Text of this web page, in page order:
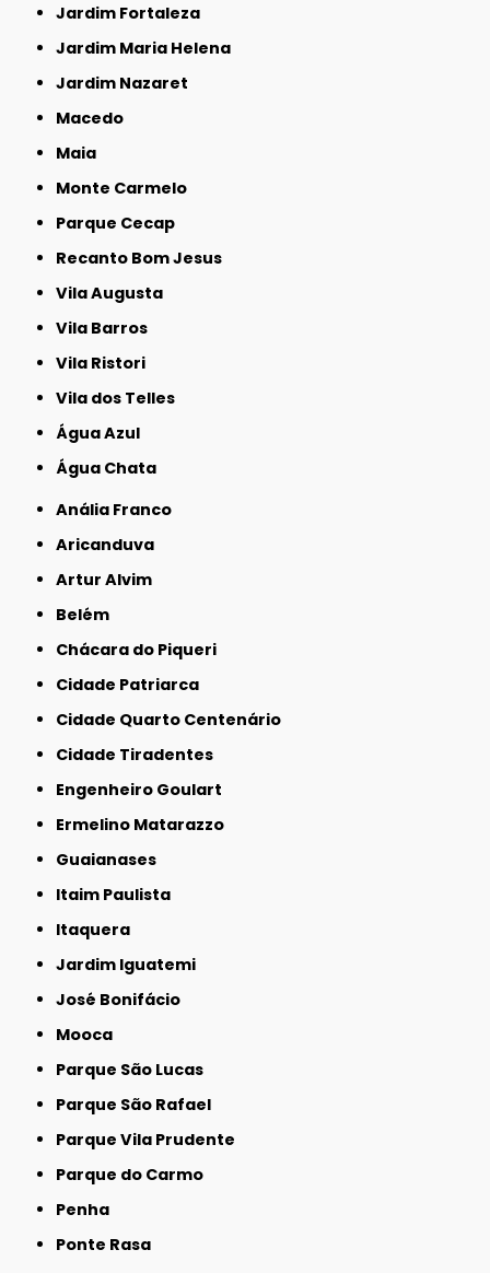
Jardim Fortaleza
Jardim Maria Helena
Jardim Nazaret
Macedo
Maia
Monte Carmelo
Parque Cecap
Recanto Bom Jesus
Vila Augusta
Vila Barros
Vila Ristori
Vila dos Telles
Água Azul
Água Chata
Anália Franco
Aricanduva
Artur Alvim
Belém
Chácara do Piqueri
Cidade Patriarca
Cidade Quarto Centenário
Cidade Tiradentes
Engenheiro Goulart
Ermelino Matarazzo
Guaianases
Itaim Paulista
Itaquera
Jardim Iguatemi
José Bonifácio
Mooca
Parque São Lucas
Parque São Rafael
Parque Vila Prudente
Parque do Carmo
Penha
Ponte Rasa